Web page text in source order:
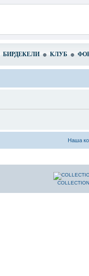
БИРДЕКЕЛИ КЛУБ
Наша
COLLECTION